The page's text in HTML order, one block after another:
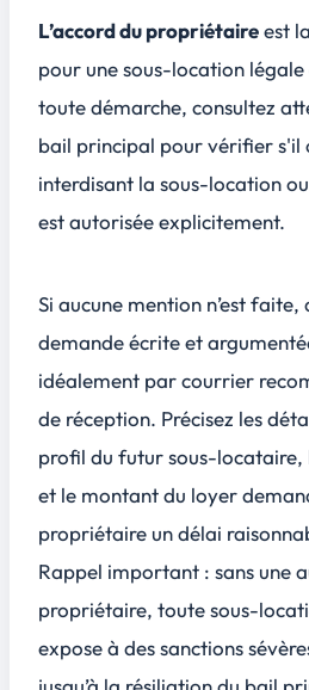
L’accord du propriétaireest
pour une sous-location
toute démarche, consultez
bail principal pour vérifier s'il
interdisant la sous-location
est autorisée explicitement.
Si aucune mention n’est faite,
demande écrite et
idéalement par courrier
de réception. Précisez les
profil du futur sous-locataire,
et le montant du loyer
propriétaire un délai
Rappel important : sans une
propriétaire, toute sous-
expose à des sanctions